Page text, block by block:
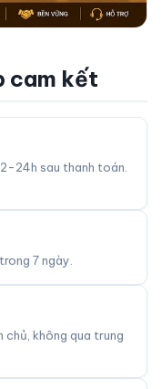
cam kết
24h sau thanh toán.
7 ngày.
không qua trung